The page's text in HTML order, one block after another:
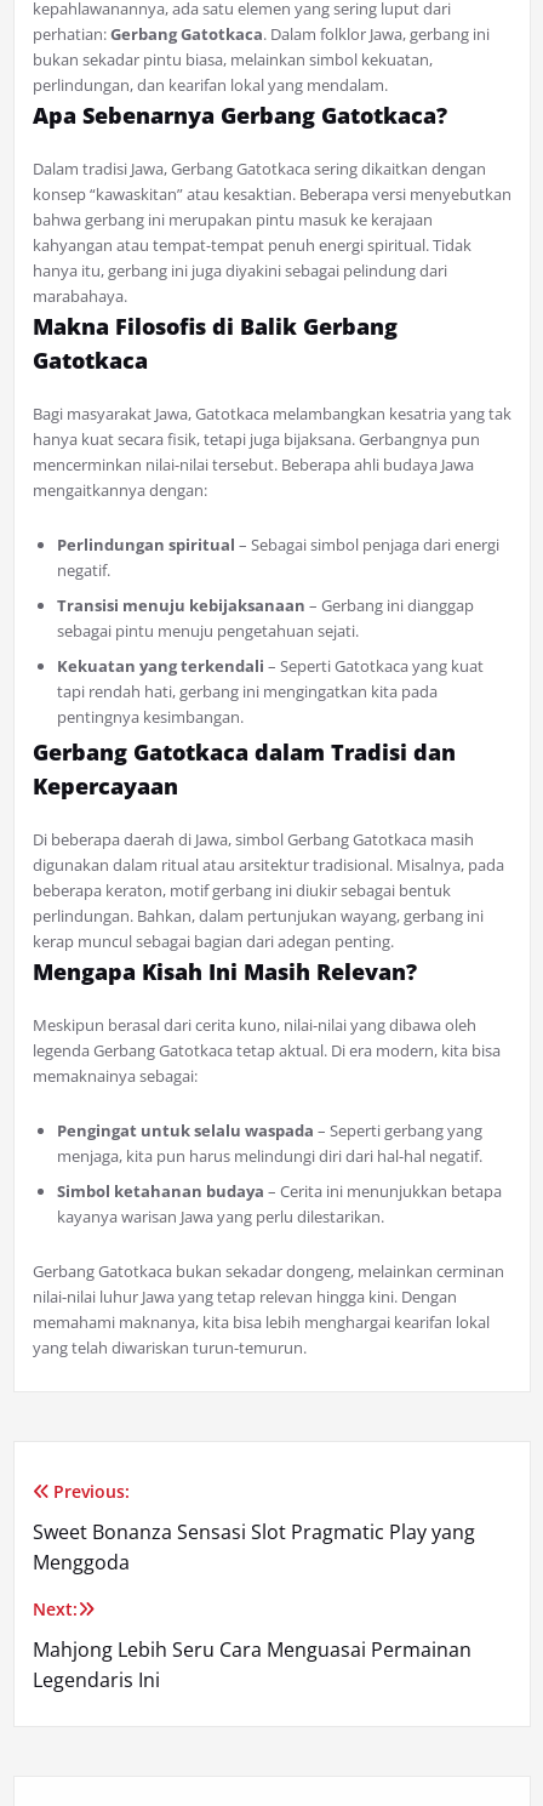
kepahlawanannya, ada satu elemen yang sering luput dari
perhatian:Gerbang Gatotkaca. Dalam folklor Jawa, gerbang ini
bukan sekadar pintu biasa, melainkan simbol kekuatan,
perlindungan, dan kearifan lokal yang mendalam.
Apa Sebenarnya Gerbang Gatotkaca?
Dalam tradisi Jawa, Gerbang Gatotkaca sering dikaitkan dengan
konsep “kawaskitan” atau kesaktian. Beberapa versi menyebutkan
bahwa gerbang ini merupakan pintu masuk ke kerajaan
kahyangan atau tempat-tempat penuh energi spiritual. Tidak
hanya itu, gerbang ini juga diyakini sebagai pelindung dari
marabahaya.
Makna Filosofis di Balik Gerbang
Gatotkaca
Bagi masyarakat Jawa, Gatotkaca melambangkan kesatria yang tak
hanya kuat secara fisik, tetapi juga bijaksana. Gerbangnya pun
mencerminkan nilai-nilai tersebut. Beberapa ahli budaya Jawa
mengaitkannya dengan:
Perlindungan spiritual – Sebagai simbol penjaga dari energi
negatif.
Transisi menuju kebijaksanaan – Gerbang ini dianggap
sebagai pintu menuju pengetahuan sejati.
Kekuatan yang terkendali – Seperti Gatotkaca yang kuat
tapi rendah hati, gerbang ini mengingatkan kita pada
pentingnya kesimbangan.
Gerbang Gatotkaca dalam Tradisi dan
Kepercayaan
Di beberapa daerah di Jawa, simbol Gerbang Gatotkaca masih
digunakan dalam ritual atau arsitektur tradisional. Misalnya, pada
beberapa keraton, motif gerbang ini diukir sebagai bentuk
perlindungan. Bahkan, dalam pertunjukan wayang, gerbang ini
kerap muncul sebagai bagian dari adegan penting.
Mengapa Kisah Ini Masih Relevan?
Meskipun berasal dari cerita kuno, nilai-nilai yang dibawa oleh
legenda Gerbang Gatotkaca tetap aktual. Di era modern, kita bisa
memaknainya sebagai:
Pengingat untuk selalu waspada – Seperti gerbang yang
menjaga, kita pun harus melindungi diri dari hal-hal negatif.
Simbol ketahanan budaya – Cerita ini menunjukkan betapa
kayanya warisan Jawa yang perlu dilestarikan.
Gerbang Gatotkaca bukan sekadar dongeng, melainkan cerminan
nilai-nilai luhur Jawa yang tetap relevan hingga kini. Dengan
memahami maknanya, kita bisa lebih menghargai kearifan lokal
yang telah diwariskan turun-temurun.
Post
navigation
Previous:
Sweet Bonanza Sensasi Slot Pragmatic Play yang
Menggoda
Next:
Mahjong Lebih Seru Cara Menguasai Permainan
Legendaris Ini